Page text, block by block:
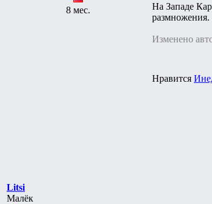
8 мес. На Западе
размножения.
Изменено
Нравится
Litsi
Малёк